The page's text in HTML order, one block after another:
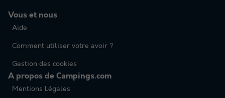
Vous et nous
Aide
Comment utiliser votre avoir ?
Gestion des cookies
A propos de Campings.com
Mentions Légales